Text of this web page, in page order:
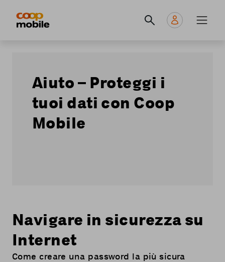
principale
Aiuto – Proteggi i
tuoi dati con Coop
Mobile
Navigare in sicurezza su
Internet
Come creare una password la più sicura